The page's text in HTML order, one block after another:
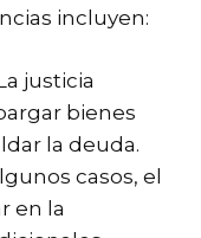
incluyen:
justicia
bienes
la deuda.
casos, el
en la